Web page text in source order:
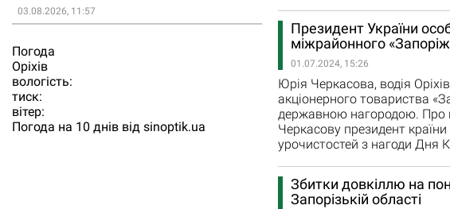
03.08.2026, 11:57
Погода
Орiхiв
вологість:
тиск:
вітер:
Погода на 10 днів від sinoptik.ua
Президент України
міжрайонного
01.07.2024, 15:26
Юрія Черкасова, водія
акціонерного товариства
державною нагородою. Про
Черкасову президент
урочистостей з нагоди Дня
Збитки довкіллю на
Запорізькій області